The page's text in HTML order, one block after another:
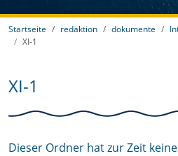
Startseite redaktion dokumente
XI-1
XI-1
Dieser Ordner hat zur Zeit